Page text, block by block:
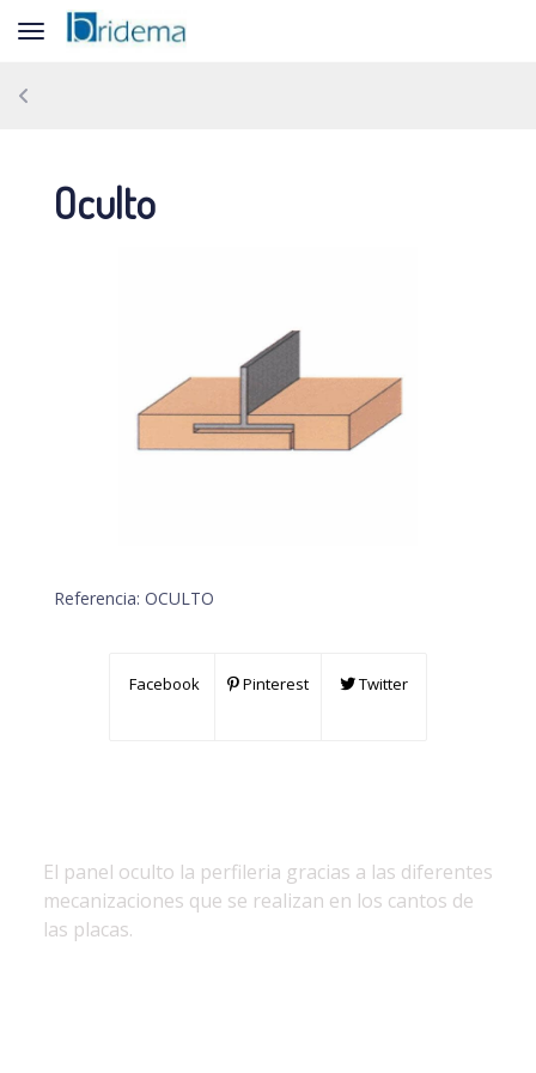
Toggle navigation
Oculto
Referencia: OCULTO
Facebook Pinterest Twitter
El panel oculto la perfileria gracias a las diferentes
mecanizaciones que se realizan en los cantos de
las placas.